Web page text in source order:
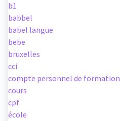
b1
babbel
babel langue
bebe
bruxelles
cci
compte personnel de formation
cours
cpf
école